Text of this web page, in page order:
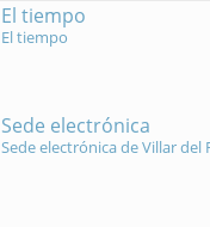
El tiempo
El tiempo
Sede electrónica
Sede electrónica de Villar del